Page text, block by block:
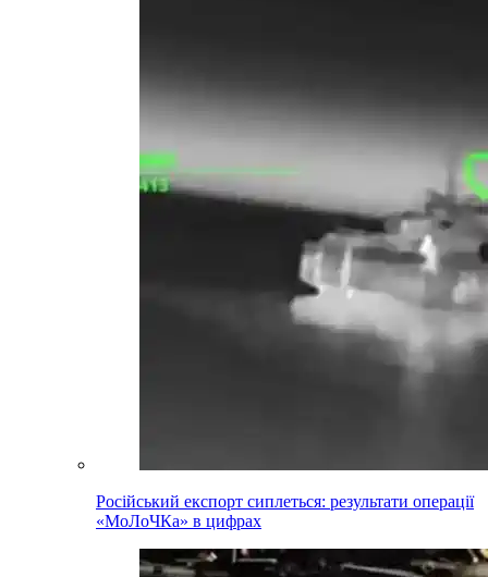
Російський експорт сиплеться: результати операції
«МоЛоЧКа» в цифрах